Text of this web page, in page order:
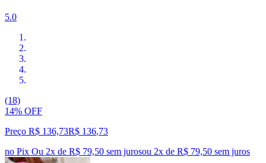
5.0
(18)
14% OFF
Preço R$ 136,73R$ 136,73
no Pix Ou 2x de R$ 79,50 sem jurosou 2x de R$ 79,50 sem juros